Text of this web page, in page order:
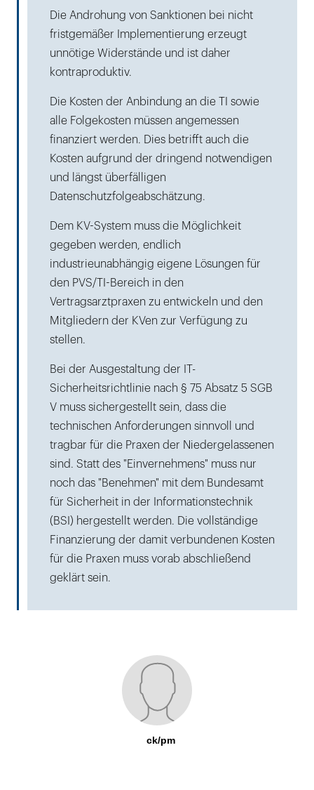
Die Androhung von Sanktionen bei nicht
fristgemäßer Implementierung erzeugt
unnötige Widerstände und ist daher
kontraproduktiv.
Die Kosten der Anbindung an die TI sowie
alle Folgekosten müssen angemessen
finanziert werden. Dies betrifft auch die
Kosten aufgrund der dringend notwendigen
und längst überfälligen
Datenschutzfolgeabschätzung.
Dem KV-System muss die Möglichkeit
gegeben werden, endlich
industrieunabhängig eigene Lösungen für
den PVS/TI-Bereich in den
Vertragsarztpraxen zu entwickeln und den
Mitgliedern der KVen zur Verfügung zu
stellen.
Bei der Ausgestaltung der IT-
Sicherheitsrichtlinie nach § 75 Absatz 5 SGB
V muss sichergestellt sein, dass die
technischen Anforderungen sinnvoll und
tragbar für die Praxen der Niedergelassenen
sind. Statt des "Einvernehmens" muss nur
noch das "Benehmen" mit dem Bundesamt
für Sicherheit in der Informationstechnik
(BSI) hergestellt werden. Die vollständige
Finanzierung der damit verbundenen Kosten
für die Praxen muss vorab abschließend
geklärt sein.
ck/pm